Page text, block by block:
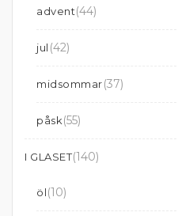
advent(44)
jul (42)
midsommar(37)
påsk(55)
I GLASET(140)
öl(10)